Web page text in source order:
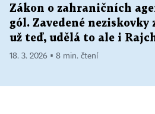
Zákon o zahraničních
gól. Zavedené
už teď, udělá to ale i
18. 3. 2026 ▪ 8 min. čtení